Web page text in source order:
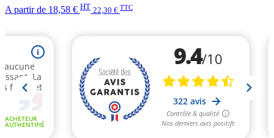
A partir de 18,58 € HT 22,30 € TTC